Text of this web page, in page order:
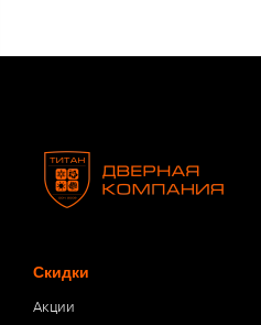
Скидки
Акции